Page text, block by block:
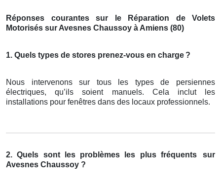
Réponses courantes sur le Réparation de Volets
Motorisés sur Avesnes Chaussoy à Amiens (80)
1. Quels types de stores prenez-vous en charge ?
Nous intervenons sur tous les types de persiennes
électriques, qu’ils soient manuels. Cela inclut les
installations pour fenêtres dans des locaux professionnels.
2. Quels sont les problèmes les plus fréquents
sur
Avesnes Chaussoy ?